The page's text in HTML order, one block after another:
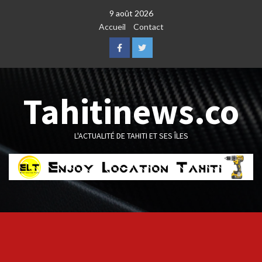
9 août 2026
Accueil
Contact
FacebookTwitter
Tahitinews.co
L'ACTUALITÉ DE TAHITI ET SES ÎLES